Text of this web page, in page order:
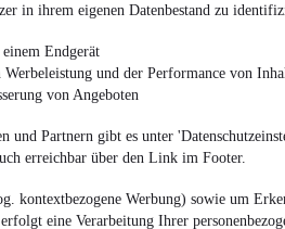
in ihrem eigenen Datenbestand zu
Endgerät
und der Performance von
von Angeboten
und Partnern gibt es unter
erreichbar über den Link im Footer.
kontextbezogene Werbung) sowie um
eine Verarbeitung Ihrer
Finanzierung ab
Chopper/Cruiser